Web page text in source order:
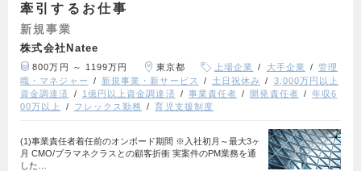
牽引するお仕事
新規事業
株式会社Natee
800万円 ～ 1199万円 東京都 上場企業 大手企業
管理
職・マネジャー
新規事業・新サービス 土日祝休み
3,000万円以上
資金調達済
1億円以上資金調達済 事業責任者 開発責任者
年収6
00万以上
フレックス勤務 育児支援制度
(1)事業責任者着任前のオンボード期間 ※入社初月～最大3ヶ
月 CMO/ブラマネクラスとの顧客折衝 実案件のPM業務を通
した…